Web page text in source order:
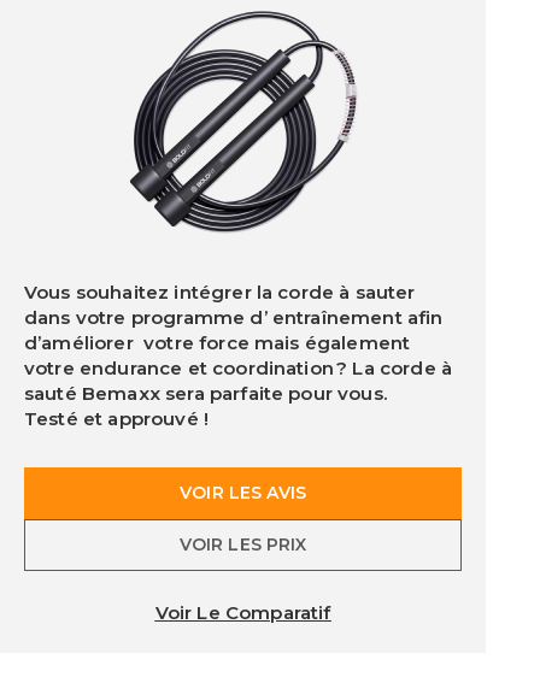
Vous souhaitez intégrer la corde à sauter
dans votre programme d’ entraînement afin
d’améliorer votre force mais également
votre endurance et coordination ? La corde à
sauté Bemaxxsera parfaite pour vous.
Testé et approuvé !
VOIR LES AVIS
VOIR LES PRIX
Voir Le Comparatif